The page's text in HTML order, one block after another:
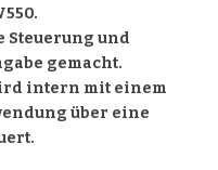
Steuerung und
gemacht.
intern mit einem
über eine